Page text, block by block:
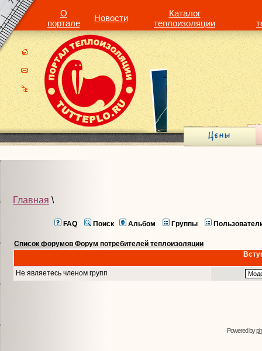
О
портале
Новости
Каталог
теплоизоляции
Главная \
FAQ Поиск Альбом Группы
Список форумов Форум потребителей теплоизоляции
Не являетесь членом групп
Powered by